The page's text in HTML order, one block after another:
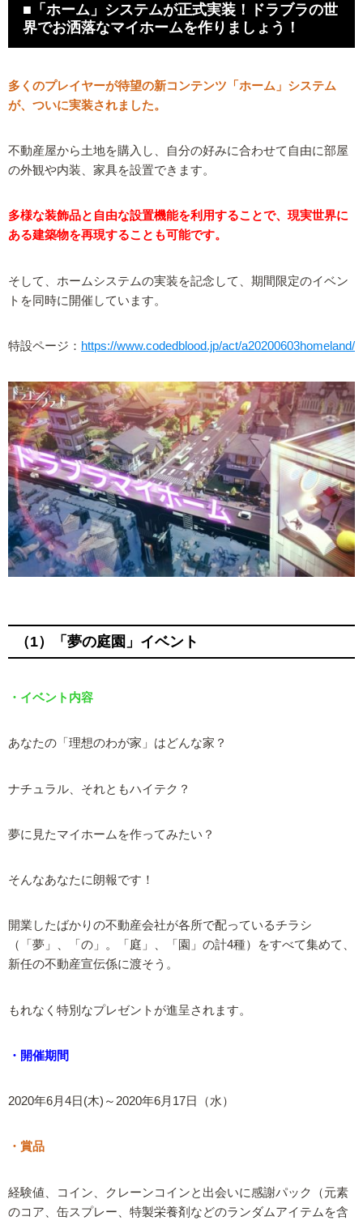
■「ホーム」システムが正式実装！ドラブラの世
界でお洒落なマイホームを作りましょう！
多くのプレイヤーが待望の新コンテンツ「ホーム」システム
が、ついに実装されました。
不動産屋から土地を購入し、自分の好みに合わせて自由に部屋
の外観や内装、家具を設置できます。
多様な装飾品と自由な設置機能を利用することで、現実世界に
ある建築物を再現することも可能です。
そして、ホームシステムの実装を記念して、期間限定のイベン
トを同時に開催しています。
特設ページ： https://www.codedblood.jp/act/a20200603homeland/
（1）「夢の庭園」イベント
・イベント内容
あなたの「理想のわが家」はどんな家？
ナチュラル、それともハイテク？
夢に見たマイホームを作ってみたい？
そんなあなたに朗報です！
開業したばかりの不動産会社が各所で配っているチラシ
（「夢」、「の」。「庭」、「園」の計4種）をすべて集めて、
新任の不動産宣伝係に渡そう。
もれなく特別なプレゼントが進呈されます。
・開催期間
2020年6月4日(木)～2020年6月17日（水）
・賞品
経験値、コイン、クレーンコインと出会いに感謝パック（元素
のコア、缶スプレー、特製栄養剤などのランダムアイテムを含